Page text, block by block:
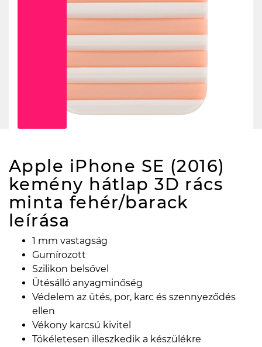
Apple iPhone SE (2016)
kemény hátlap 3D rács
minta fehér/barack
leírása
1 mm vastagság
Gumírozott
Szilikon belsővel
Ütésálló anyagminőség
Védelem az ütés, por, karc és szennyeződés
ellen
Vékony karcsú kivitel
Tökéletesen illeszkedik a készülékre